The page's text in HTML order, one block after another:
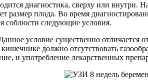
диагностика, сверху или внутри.
размер плода. Во время
соблюсти следующие условия.
условие существенно отличается
должно отсутствовать
и употребление лекарственных